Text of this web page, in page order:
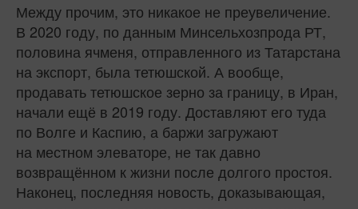
Между прочим, это никакое не преувеличение.
В 2020 году, по данным Минсельхозпрода РТ,
половина ячменя, отправленного из Татарстана
на экспорт, была тетюшской. А вообще,
продавать тетюшское зерно за границу, в Иран,
начали ещё в 2019 году. Доставляют его туда
по Волге и Каспию, а баржи загружают
на местном элеваторе, не так давно
возвращённом к жизни после долгого простоя.
Наконец, последняя новость, доказывающая,